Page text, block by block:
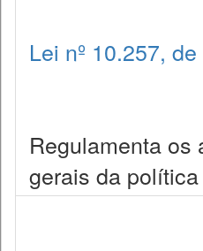
Lei nº 10.257,
Regulamenta os
gerais da